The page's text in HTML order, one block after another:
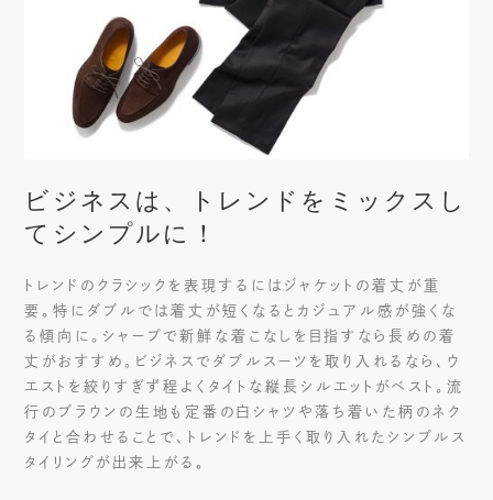
ビジネスは、トレンドをミックスし
てシンプルに！
トレンドのクラシックを表現するにはジャケットの着丈が重
要。特にダブルでは着丈が短くなるとカジュアル感が強くな
る傾向に。シャープで新鮮な着こなしを目指すなら長めの着
丈がおすすめ。ビジネスでダブルスーツを取り入れるなら、ウ
エストを絞りすぎず程よくタイトな縦長シルエットがベスト。流
行のブラウンの生地も定番の白シャツや落ち着いた柄のネク
タイと合わせることで、トレンドを上手く取り入れたシンプルス
タイリングが出来上がる。